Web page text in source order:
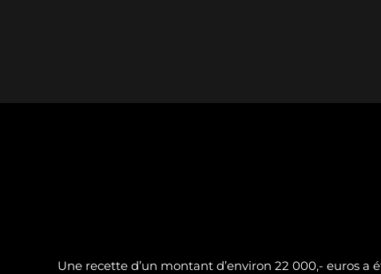
Une recette d’un montant d’environ 22 000,- euros a